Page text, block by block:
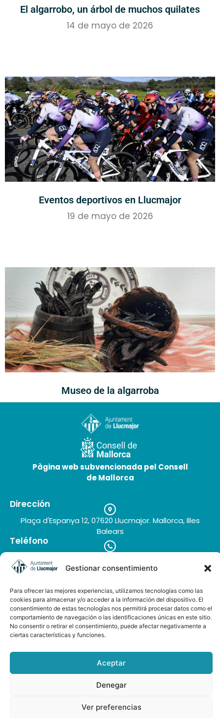
Gestionar consentimiento
Para ofrecer las mejores experiencias, utilizamos tecnologías como las
cookies para almacenar y/o acceder a la información del dispositivo. El
consentimiento de estas tecnologías nos permitirá procesar datos como el
comportamiento de navegación o las identificaciones únicas en este sitio.
No consentir o retirar el consentimiento, puede afectar negativamente a
ciertas características y funciones.
Aceptar
Denegar
Ver preferencias
El algarrobo, un árbol de muchos quilates
14 de mayo de 2026
Eventos deportivos en Llucmajor
19 de mayo de 2026
Museo de la algarroba
Pàgina web subvencionada pel Consell
de Mallorca
Dirección
Plaça d'Espanya 12, 07620 Llucmajor. Mallorca, Illes
Balears
Teléfono
Correo electrónico
Galería de imágenes
Buzón de sugerencias
AUDIOGUÍA LLUCMAJOR ESP-ENG
© 2025 VISIT LLUCMAJOR